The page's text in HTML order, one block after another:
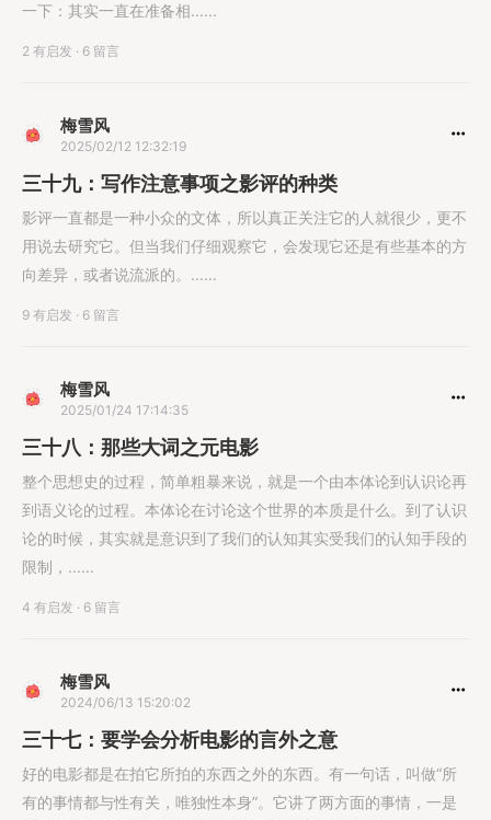
一下：其实一直在准备相......
2 有启发 · 6 留言
梅雪风
2025/02/12 12:32:19
三十九：写作注意事项之影评的种类
影评一直都是一种小众的文体，所以真正关注它的人就很少，更不
用说去研究它。但当我们仔细观察它，会发现它还是有些基本的方
向差异，或者说流派的。......
9 有启发 · 6 留言
梅雪风
2025/01/24 17:14:35
三十八：那些大词之元电影
整个思想史的过程，简单粗暴来说，就是一个由本体论到认识论再
到语义论的过程。本体论在讨论这个世界的本质是什么。到了认识
论的时候，其实就是意识到了我们的认知其实受我们的认知手段的
限制，......
4 有启发 · 6 留言
梅雪风
2024/06/13 15:20:02
三十七：要学会分析电影的言外之意
好的电影都是在拍它所拍的东西之外的东西。有一句话，叫做“所
有的事情都与性有关，唯独性本身”。它讲了两方面的事情，一是